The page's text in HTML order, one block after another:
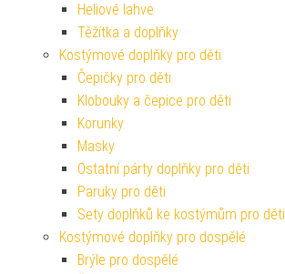
Heliové lahve
Těžítka a doplňky
Kostýmové doplňky pro děti
Čepičky pro děti
Klobouky a čepice pro děti
Korunky
Masky
Ostatní párty doplňky pro děti
Paruky pro děti
Sety doplňků ke kostýmům pro děti
Kostýmové doplňky pro dospělé
Brýle pro dospělé